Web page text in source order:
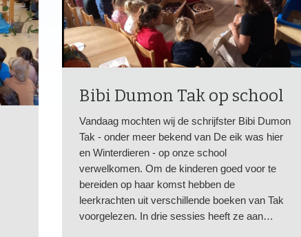
Bibi Dumon Tak op school
Vandaag mochten wij de schrijfster Bibi Dumon
Tak - onder meer bekend van De eik was hier
en Winterdieren - op onze school
verwelkomen. Om de kinderen goed voor te
bereiden op haar komst hebben de
leerkrachten uit verschillende boeken van Tak
voorgelezen. In drie sessies heeft ze aan…